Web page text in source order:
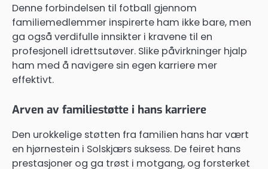
Denne forbindelsen til fotball gjennom
familiemedlemmer inspirerte ham ikke bare, men
ga også verdifulle innsikter i kravene til en
profesjonell idrettsutøver. Slike påvirkninger hjalp
ham med å navigere sin egen karriere mer
effektivt.
Arven av familiestøtte i hans karriere
Den urokkelige støtten fra familien hans har vært
en hjørnestein i Solskjærs suksess. De feiret hans
prestasjoner og ga trøst i motgang, og forsterket